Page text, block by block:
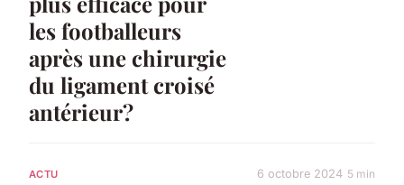
les footballeurs
après une chirurgie
du ligament croisé
antérieur?
ACTU 6 octobre 2024 5 min